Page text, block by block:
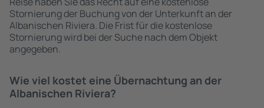
Stornierung der Buchung von der Unterkunft an der
Albanischen Riviera. Die Frist für die kostenlose
Stornierung wird bei der Suche nach dem Objekt
angegeben.
Wie viel kostet eine Übernachtung an der
Albanischen Riviera?